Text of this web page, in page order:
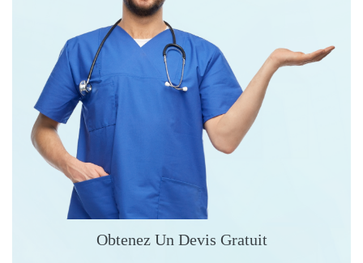
Obtenez Un Devis Gratuit